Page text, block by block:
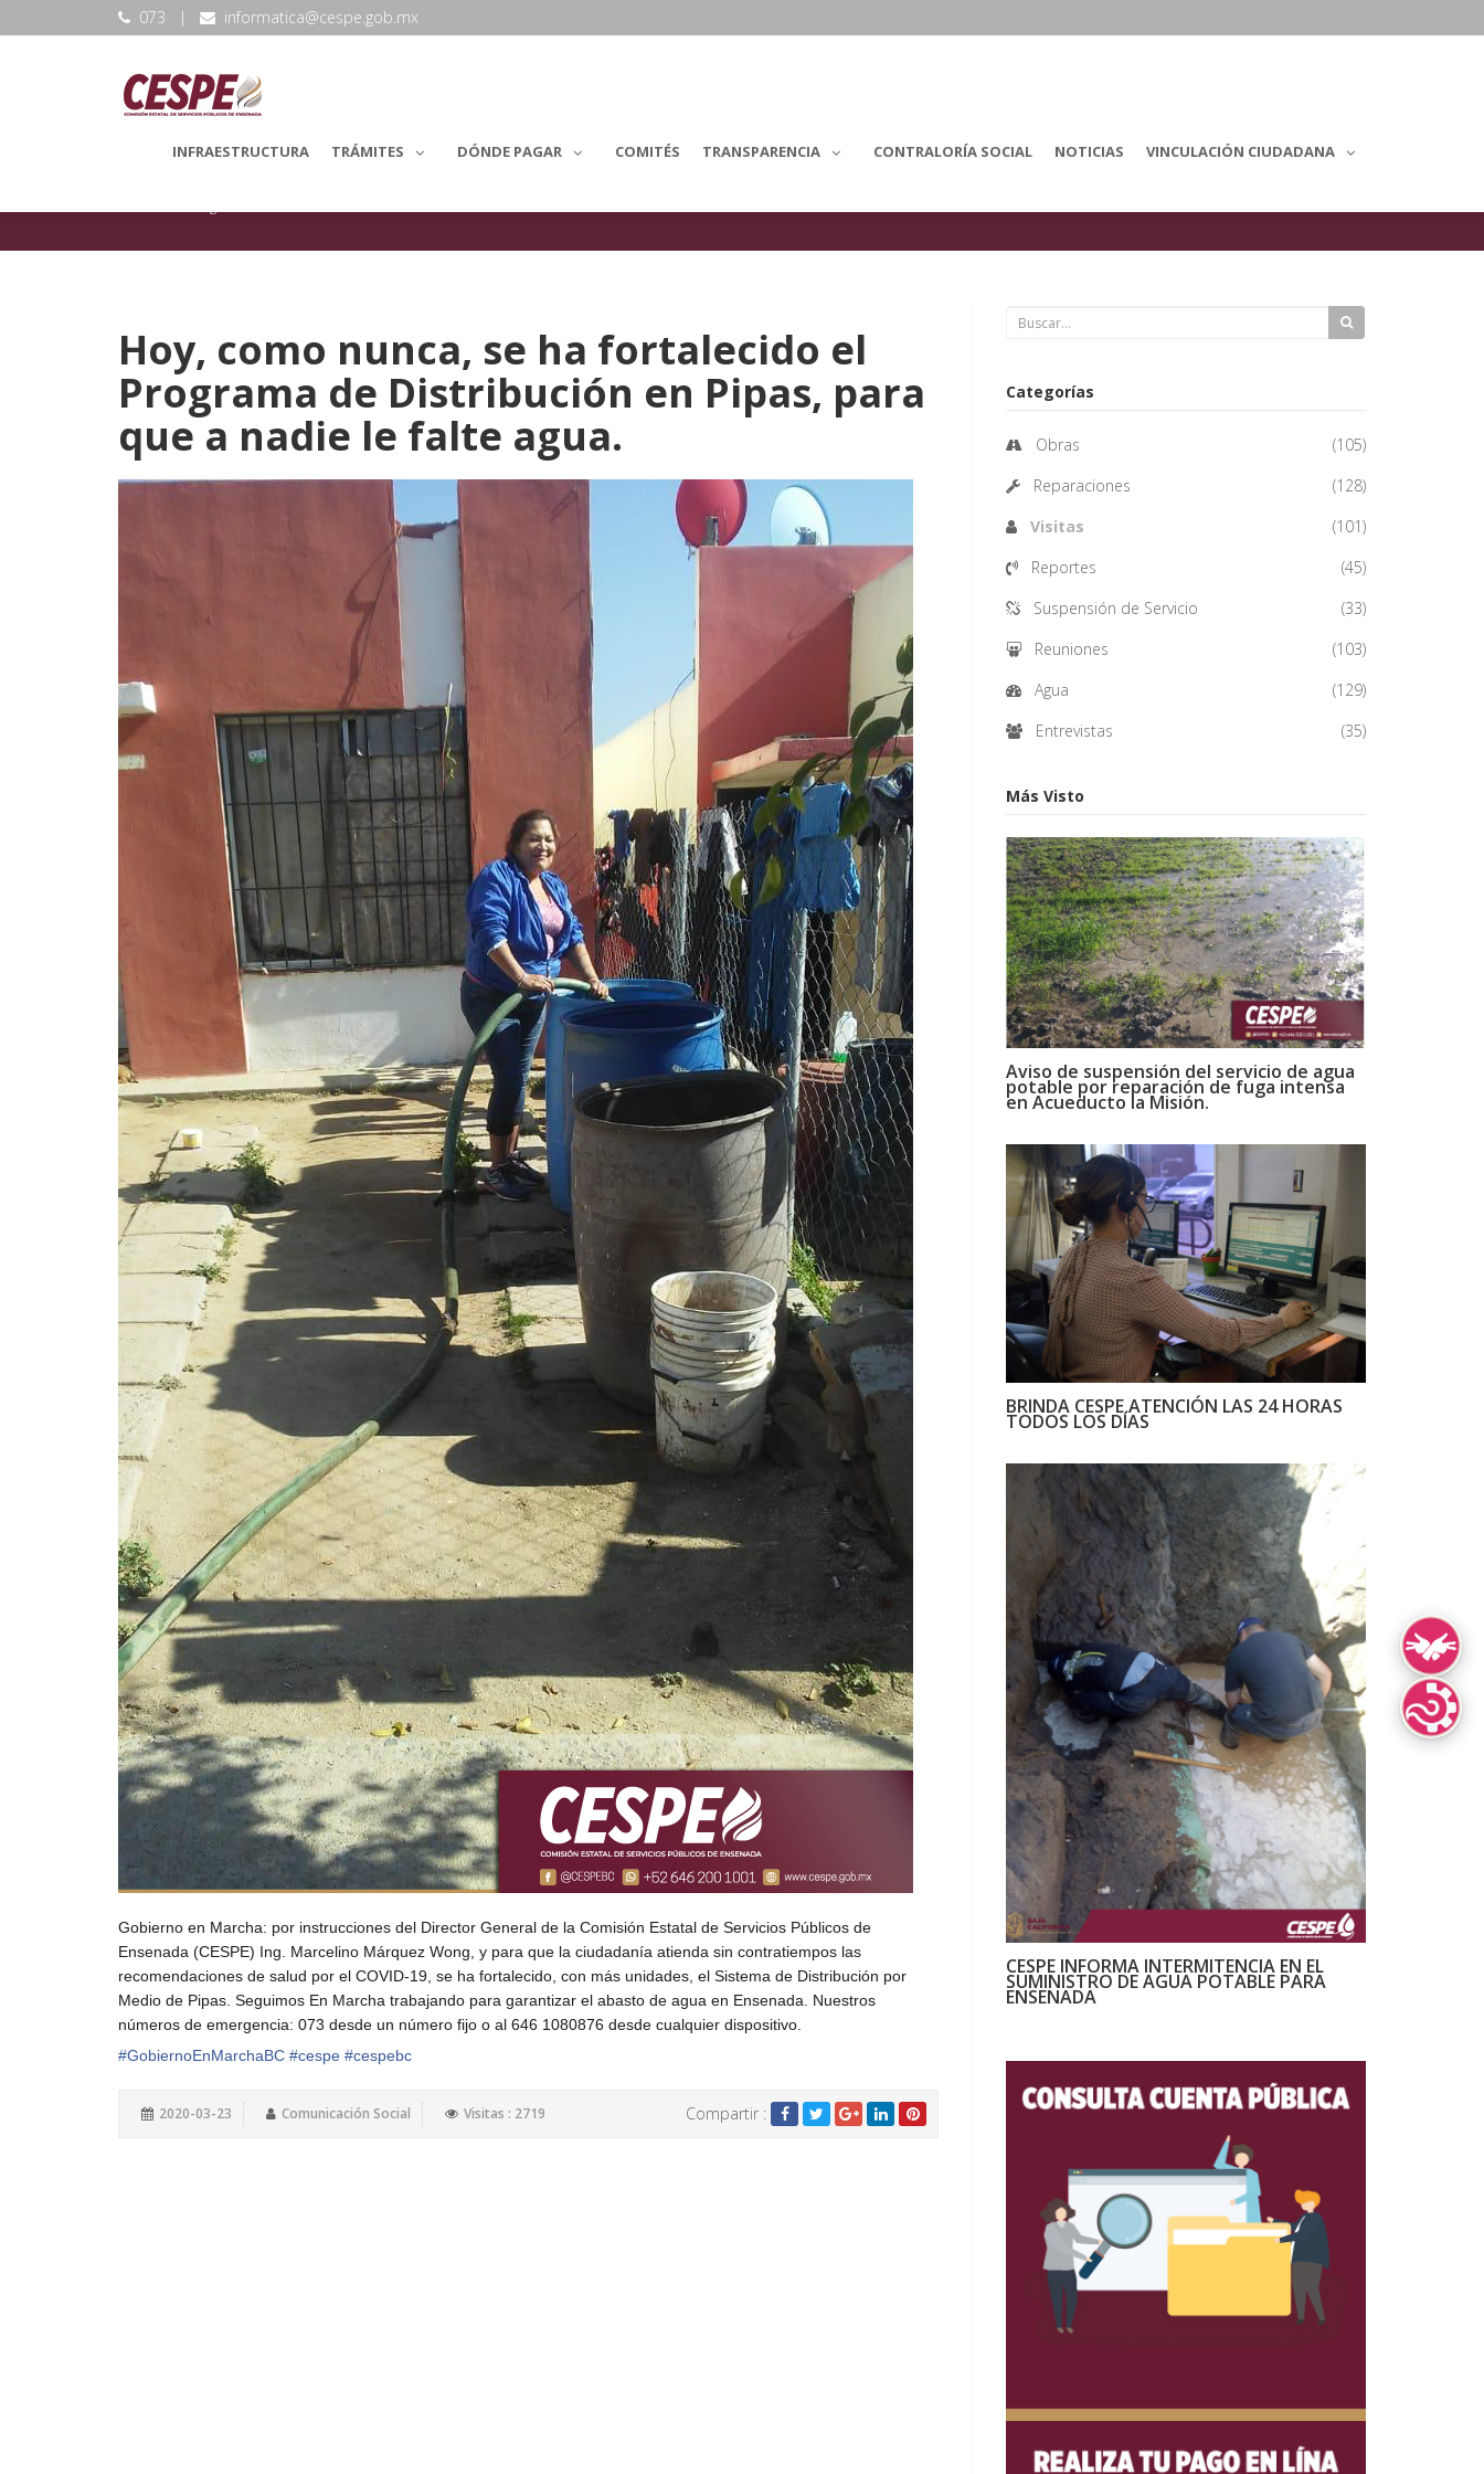
073 | informatica@cespe.gob.mx
INFRAESTRUCTURA TRÁMITES DÓNDE PAGAR COMITÉS TRANSPARENCIA CONTRALORÍA SOCIAL NOTICIAS VINCULACIÓN CIUDADANA
Hoy, como nunca, se ha fortalecido el
Programa de Distribución en Pipas, para
que a nadie le falte agua.
Gobierno en Marcha: por instrucciones del Director General de la Comisión Estatal de Servicios Públicos de
Ensenada (CESPE) Ing. Marcelino Márquez Wong, y para que la ciudadanía atienda sin contratiempos las
recomendaciones de salud por el COVID-19, se ha fortalecido, con más unidades, el Sistema de Distribución por
Medio de Pipas. Seguimos En Marcha trabajando para garantizar el abasto de agua en Ensenada. Nuestros
números de emergencia: 073 desde un número fijo o al 646 1080876 desde cualquier dispositivo.
#GobiernoEnMarchaBC #cespe #cespebc
2020-03-23 Comunicación Social Visitas : 2719 Compartir :
Categorías
Obras
(105)
Reparaciones
(128)
Visitas
(101)
Reportes
(45)
Suspensión de Servicio
(33)
Reuniones
(103)
Agua
(129)
Entrevistas
(35)
Más Visto
Aviso de suspensión del servicio de agua
potable por reparación de fuga intensa
en Acueducto la Misión.
BRINDA CESPE ATENCIÓN LAS 24 HORAS
TODOS LOS DÍAS
CESPE INFORMA INTERMITENCIA EN EL
SUMINISTRO DE AGUA POTABLE PARA
ENSENADA
Lengua de
Lenguas